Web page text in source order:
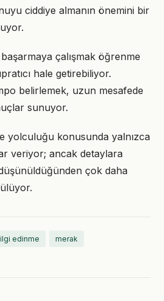
ciddiye almanın önemini bir
çalışmak öğrenme
hale getirebiliyor.
belirlemek, uzun mesafede
sunuyor.
yolculuğu konusunda yalnızca
veriyor; ancak detaylara
çok daha
edinme merak